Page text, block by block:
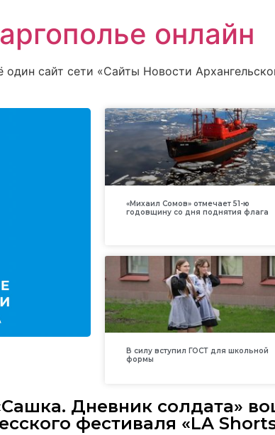
онлайн
один сайт сети «Сайты Новости
«Михаил Сомов» отмечает 51-ю
годовщину со дня поднятия флага
В силу вступил ГОСТ для школьной
формы
Дневник солдата»
фестиваля «LA